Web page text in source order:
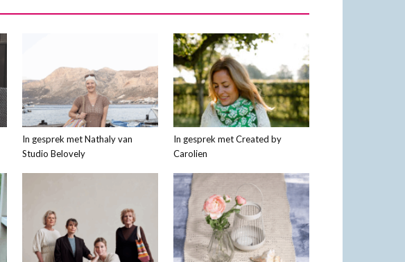
In gesprek met Nathaly van
Studio Belovely
In gesprek met Created by
Carolien